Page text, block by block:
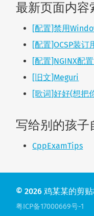
最新页面内容
[配置]禁用
[配置]OCSP装订
[配置]NGINX配
[旧文]Meguri
[歌词]好好(想把
写给别的孩子
CppExamTips
© 2026鸡某某的剪贴
粤ICP备17000669号-1